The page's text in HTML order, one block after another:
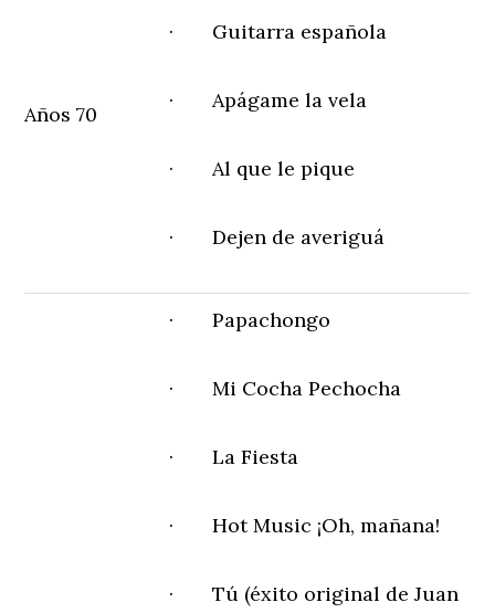
Años 70
· Guitarra española
· Apágame la vela
· Al que le pique
· Dejen de averiguá
· Papachongo
· Mi Cocha Pechocha
· La Fiesta
· Hot Music ¡Oh, mañana!
· Tú (éxito original de Juan